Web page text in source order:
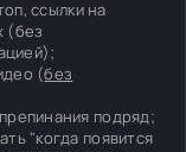
ссылки на
(без
(без
подряд;
"когда появится